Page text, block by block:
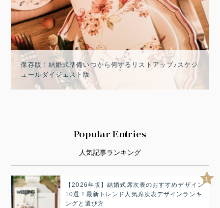
保存版！結婚式準備いつから何するリストアップ♪スケジ
ュールダイジェスト版
Popular Entries
人気記事ランキング
1
【2026年版】結婚式席次表のおすすめデザイン
10選！最新トレンド人気席次表デザインランキ
ングと選び方